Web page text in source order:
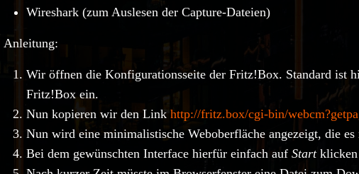
Wireshark (zum Auslesen der Capture-Dateien)
Anleitung:
Wir öffnen die Konfigurationsseite der Fritz!Box. Standard ist
Fritz!Box ein.
Nun kopieren wir den Link http://fritz.box/cgi-bin/
Nun wird eine minimalistische Weboberfläche angezeigt, die
Bei dem gewünschten Interface hierfür einfach auf Startklicken